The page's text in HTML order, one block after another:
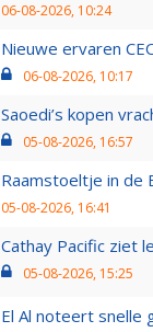
06-08-2026, 10:24
Nieuwe ervaren
06-08-2026, 10:17
Saoedi’s kopen
05-08-2026, 16:57
Raamstoeltje in de
05-08-2026, 16:41
Cathay Pacific ziet
05-08-2026, 15:25
El Al noteert snelle